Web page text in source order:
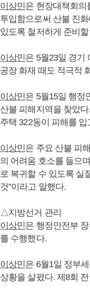
이상민은 현장대책회의
투입함으로써 산불 진
있도록 철저하게 준비
이상민은 5월23일 경기
공장 화재 때도 적극적
이상민은 5월15일 행정
산불 피해지역을 찾았
주택 322동이 피해를
이상민은 주요 산불 피
의 어려움 호소를 들으
로 복귀할 수 있도록 실
것”이라고 말했다.
△지방선거 관리
이상민은 행정안전부
를 수행했다.
이상민은 6월1일 정부
상황을 살폈다. 제8회